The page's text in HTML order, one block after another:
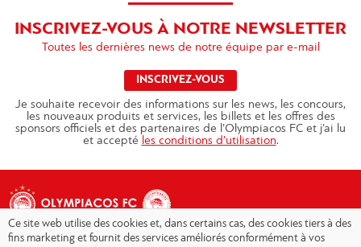
INSCRIVEZ-VOUS À NOTRE NEWSLETTER
Toutes les dernières news de notre équipe par e-mail
INSCRIVEZ-VOUS
Je souhaite recevoir des informations sur les news, les concours,
les nouveaux produits et services, les billets et les offres des
sponsors officiels et des partenaires de l’Olympiacos FC et j’ai lu
et accepté les conditions d’utilisation.
Ce site web utilise des cookies et, dans certains cas, des cookies tiers à des
fins marketing et fournit des services améliorés conformément à vos